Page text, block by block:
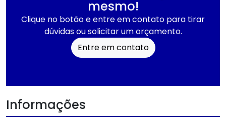
mesmo!
Clique no botão e entre em contato para tirar
dúvidas ou solicitar um orçamento.
Entre em contato
Informações